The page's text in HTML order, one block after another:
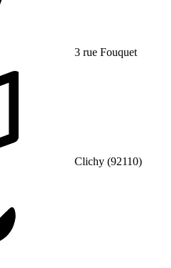
3 rue Fouquet
Clichy (92110)